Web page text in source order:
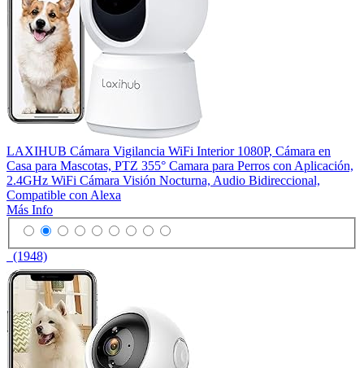
LAXIHUB Cámara Vigilancia WiFi Interior 1080P, Cámara en
Casa para Mascotas, PTZ 355° Camara para Perros con Aplicación,
2.4GHz WiFi Cámara Visión Nocturna, Audio Bidireccional,
Compatible con Alexa
Más Info
(1948)